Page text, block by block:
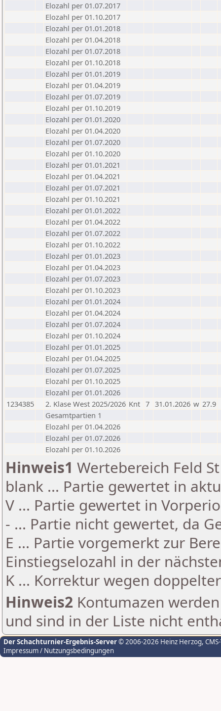
Elozahl per 01.07.2017
Elozahl per 01.10.2017
Elozahl per 01.01.2018
Elozahl per 01.04.2018
Elozahl per 01.07.2018
Elozahl per 01.10.2018
Elozahl per 01.01.2019
Elozahl per 01.04.2019
Elozahl per 01.07.2019
Elozahl per 01.10.2019
Elozahl per 01.01.2020
Elozahl per 01.04.2020
Elozahl per 01.07.2020
Elozahl per 01.10.2020
Elozahl per 01.01.2021
Elozahl per 01.04.2021
Elozahl per 01.07.2021
Elozahl per 01.10.2021
Elozahl per 01.01.2022
Elozahl per 01.04.2022
Elozahl per 01.07.2022
Elozahl per 01.10.2022
Elozahl per 01.01.2023
Elozahl per 01.04.2023
Elozahl per 01.07.2023
Elozahl per 01.10.2023
Elozahl per 01.01.2024
Elozahl per 01.04.2024
Elozahl per 01.07.2024
Elozahl per 01.10.2024
Elozahl per 01.01.2025
Elozahl per 01.04.2025
Elozahl per 01.07.2025
Elozahl per 01.10.2025
Elozahl per 01.01.2026
1234385
2. Klase West 2025/2026 Knt 7 31.01.2026 w 27.9
Gesamtpartien 1
Elozahl per 01.04.2026
Elozahl per 01.07.2026
Elozahl per 01.10.2026
Hinweis1 Wertebereich Feld
blank ... Partie gewertet in
V ... Partie gewertet in
- ... Partie nicht gewertet, da
E ... Partie vorgemerkt zur
Einstiegselozahl in der
K ... Korrektur wegen
Hinweis2 Kontumazen
und sind in der Liste nicht
Der Schachturnier-Ergebnis-Server© 2006-2026 Heinz Herzog,
Impressum / Nutzungsbedingungen